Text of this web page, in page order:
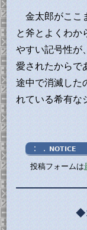
金太郎がここ
と斧とよくわか
やすい記号性が
愛されたからで
途中で消滅した
れている希有な
：． NOTICE
投稿フォームは
◆